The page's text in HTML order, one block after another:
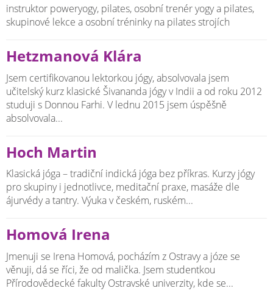
instruktor poweryogy, pilates, osobní trenér yogy a pilates,
skupinové lekce a osobní tréninky na pilates strojích
Hetzmanová Klára
Jsem certifikovanou lektorkou jógy, absolvovala jsem
učitelský kurz klasické Šivananda jógy v Indii a od roku 2012
studuji s Donnou Farhi. V lednu 2015 jsem úspěšně
absolvovala...
Hoch Martin
Klasická jóga – tradiční indická jóga bez příkras. Kurzy jógy
pro skupiny i jednotlivce, meditační praxe, masáže dle
ájurvédy a tantry. Výuka v českém, ruském...
Homová Irena
Jmenuji se Irena Homová, pocházím z Ostravy a józe se
věnuji, dá se říci, že od malička. Jsem studentkou
Přírodovědecké fakulty Ostravské univerzity, kde se...